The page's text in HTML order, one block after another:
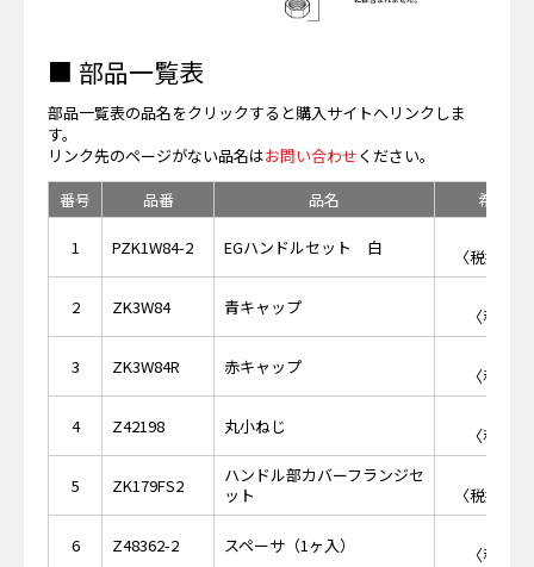
■ 部品一覧表
部品一覧表の品名をクリックすると購入サイトへリンクしま
す。
リンク先のページがない品名はお問い合わせください。
番号
品番 品名 希望小
1 PZK1W84-2 EGハンドルセット 白
〈税抜価
2 ZK3W84 青キャップ
〈税抜
3 ZK3W84R 赤キャップ
〈税抜
4 Z42198 丸小ねじ
〈税抜
5 ZK179FS2
ハンドル部カバーフランジセ
ット
〈税抜価
6 Z48362-2 スペーサ（1ヶ入）
〈税抜